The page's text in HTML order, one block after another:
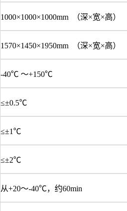
1000×1000×1000mm （深×宽×高）
1570×1450×1950mm （深×宽×高）
-40℃ ～+150℃
≤±0.5℃
≤±1℃
≤±2℃
从+20～-40℃，约60min